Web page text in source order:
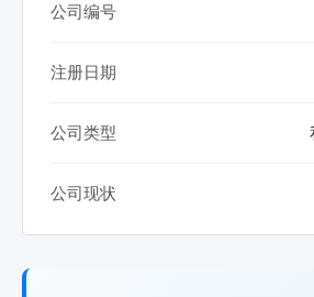
公司编号
注册日期
公司类型
公司现状